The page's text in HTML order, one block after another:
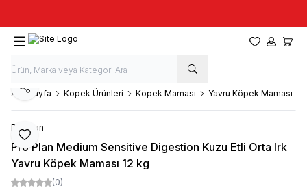
Favorilerim
Hesabım
Ana Sayfa Köpek Ürünleri Köpek Maması Yavru Köpek Maması
Favoriye Ekle
Paylaş
Pro Plan
Pro Plan Medium Sensitive Digestion Kuzu Etli Orta Irk
Yavru Köpek Maması 12 kg
(0)